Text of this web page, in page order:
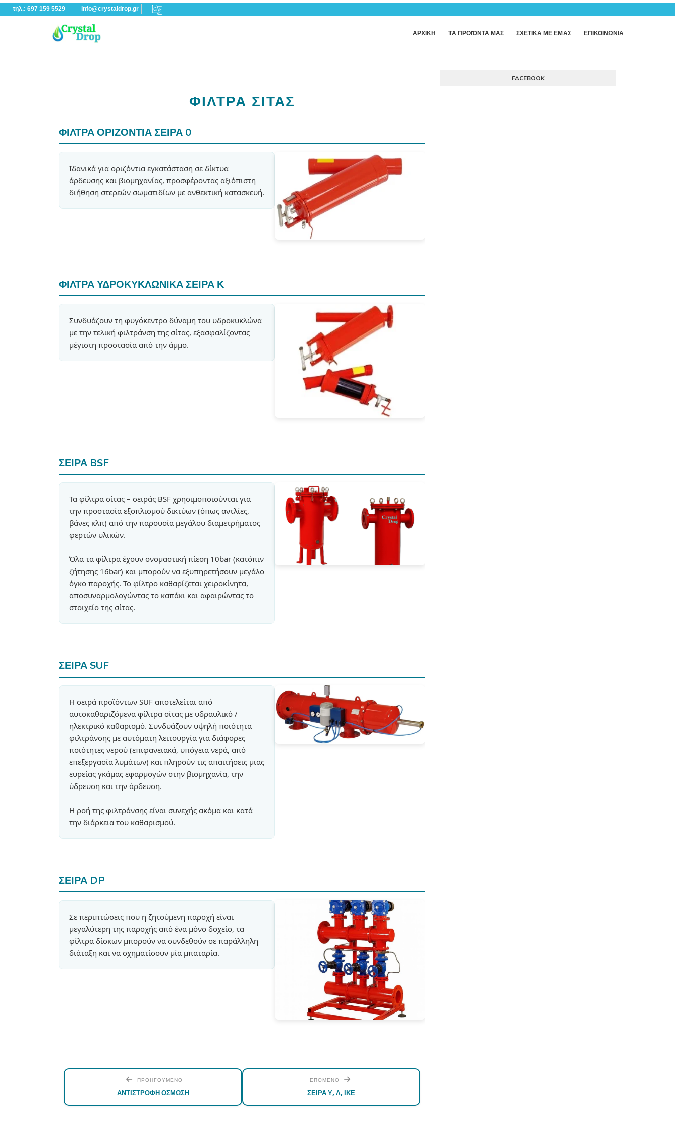
τηλ.: 697 159 5529 info@crystaldrop.gr
ΑΡΧΙΚΗ ΤΑ ΠΡΟΪΌΝΤΑ ΜΑΣ ΣΧΕΤΙΚΑ ΜΕ ΕΜΑΣ ΕΠΙΚΟΙΝΩΝΙΑ
ΦΙΛΤΡΑ ΣΙΤΑΣ
ΦΙΛΤΡΑ ΟΡΙΖΟΝΤΙΑ ΣΕΙΡΑ 0
Ιδανικά για οριζόντια εγκατάσταση σε δίκτυα
άρδευσης και βιομηχανίας, προσφέροντας αξιόπιστη
διήθηση στερεών σωματιδίων με ανθεκτική κατασκευή.
ΦΙΛΤΡΑ ΥΔΡΟΚΥΚΛΩΝΙΚΑ ΣΕΙΡΑ Κ
Συνδυάζουν τη φυγόκεντρο δύναμη του υδροκυκλώνα
με την τελική φιλτράνση της σίτας, εξασφαλίζοντας
μέγιστη προστασία από την άμμο.
ΣΕΙΡΑ BSF
Τα φίλτρα σίτας – σειράς BSF χρησιμοποιούνται για
την προστασία εξοπλισμού δικτύων (όπως αντλίες,
βάνες κλπ) από την παρουσία μεγάλου διαμετρήματος
φερτών υλικών.
Όλα τα φίλτρα έχουν ονομαστική πίεση 10bar (κατόπιν
ζήτησης 16bar) και μπορούν να εξυπηρετήσουν μεγάλο
όγκο παροχής. Το φίλτρο καθαρίζεται χειροκίνητα,
αποσυναρμολογώντας το καπάκι και αφαιρώντας το
στοιχείο της σίτας.
ΣΕΙΡΑ SUF
Η σειρά προϊόντων SUF αποτελείται από
αυτοκαθαριζόμενα φίλτρα σίτας με υδραυλικό /
ηλεκτρικό καθαρισμό. Συνδυάζουν υψηλή ποιότητα
φιλτράνσης με αυτόματη λειτουργία για διάφορες
ποιότητες νερού (επιφανειακά, υπόγεια νερά, από
επεξεργασία λυμάτων) και πληρούν τις απαιτήσεις μιας
ευρείας γκάμας εφαρμογών στην βιομηχανία, την
ύδρευση και την άρδευση.
Η ροή της φιλτράνσης είναι συνεχής ακόμα και κατά
την διάρκεια του καθαρισμού.
ΣΕΙΡΑ DP
Σε περιπτώσεις που η ζητούμενη παροχή είναι
μεγαλύτερη της παροχής από ένα μόνο δοχείο, τα
φίλτρα δίσκων μπορούν να συνδεθούν σε παράλληλη
διάταξη και να σχηματίσουν μία μπαταρία.
ΠΡΟΗΓΟΥΜΕΝΟ
ΑΝΤΙΣΤΡΟΦΗ ΟΣΜΩΣΗ
ΕΠΟΜΕΝΟ
ΣΕΙΡΑ Υ, Λ, ΙΚΕ
FACEBOOK